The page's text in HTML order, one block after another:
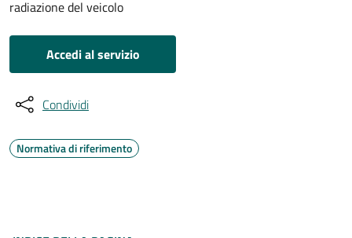
radiazione del veicolo
Accedi al servizio
Condividi
Normativa di riferimento